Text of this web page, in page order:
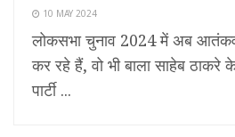
10 MAY 2024
लोकसभा चुनाव 2024 में अब
कर रहे हैं, वो भी बाला साहेब ठाकरे
पार्टी ...